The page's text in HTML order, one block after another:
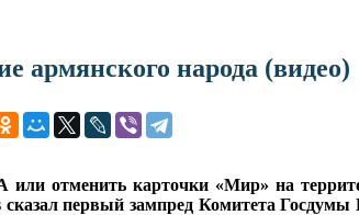
армянского народа (видео)
отменить карточки «Мир» на
сказал первый зампред Комитета